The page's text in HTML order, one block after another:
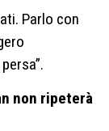
Parlo con
non ripeterà